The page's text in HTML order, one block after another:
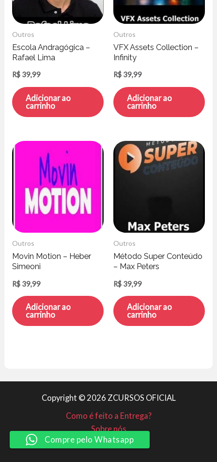
Outros
Escola Andragógica –
Rafael Lima
R$ 39,99
Adicionar ao
carrinho
Outros
VFX Assets Collection –
Infinity
R$ 39,99
Adicionar ao
carrinho
Outros
Movin Motion – Heber
Simeoni
R$ 39,99
Adicionar ao
carrinho
Outros
Método Super Conteúdo
– Max Peters
R$ 39,99
Adicionar ao
carrinho
Copyright © 2026 ZCURSOS OFICIAL
Como é feito a Entrega?
Sobre nós
Minha conta
Compre pelo Whatsapp